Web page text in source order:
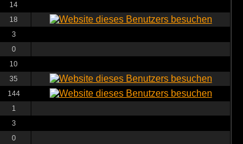
14
18
3
0
10
35
144
1
3
0